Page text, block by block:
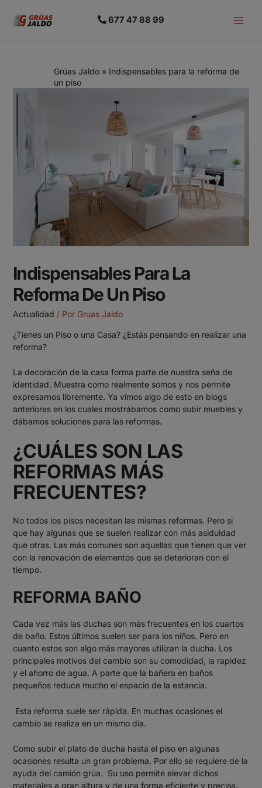
677 47 88 99
Grúas Jaldo» Indispensables para la reforma de
un piso
Indispensables Para La
Reforma De Un Piso
Actualidad / Por Gruas Jaldo
¿Tienes un Piso o una Casa? ¿Estás pensando en realizar una
reforma?
La decoración de la casa forma parte de nuestra seña de
identidad. Muestra como realmente somos y nos permite
expresarnos libremente. Ya vimos algo de esto en blogs
anteriores en los cuales mostrábamos como subir mueblesy
dábamos soluciones para las reformas.
¿CUÁLES SON LAS
REFORMAS MÁS
FRECUENTES?
No todos los pisos necesitan las mismas reformas. Pero si
que hay algunas que se suelen realizar con más asiduidad
que otras. Las más comunes son aquellas que tienen que ver
con la renovación de elementos que se deterioran con el
tiempo.
REFORMA BAÑO
Cada vez más las duchas son más frecuentes en los cuartos
de baño. Estos últimos suelen ser para los niños. Pero en
cuanto estos son algo más mayores utilizan la ducha. Los
principales motivos del cambio son su comodidad, la rapidez
y el ahorro de agua. A parte que la bañera en baños
pequeños reduce mucho el espacio de la estancia.
Esta reforma suele ser rápida. En muchas ocasiones el
cambio se realiza en un mismo día.
Como subir el plato de ducha hasta el piso en algunas
ocasiones resulta un gran problema. Por ello se requiere de la
ayuda delcamión grúa. Su uso permite elevar dichos
materiales a gran altura y de una forma eficiente y precisa.